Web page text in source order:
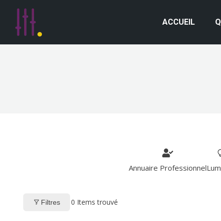
ACCUEIL
Annuaire Professionnel
Filtres 0 Items trouvé